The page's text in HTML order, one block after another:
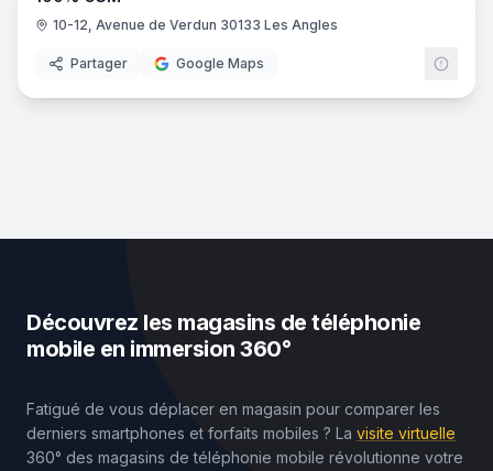
10-12, Avenue de Verdun 30133 Les Angles
Partager Google Maps
Découvrez les magasins de téléphonie
mobile en immersion 360°
Fatigué de vous déplacer en magasin pour comparer les
derniers smartphones et forfaits mobiles ? La visite virtuelle
360° des magasins de téléphonie mobile révolutionne votre